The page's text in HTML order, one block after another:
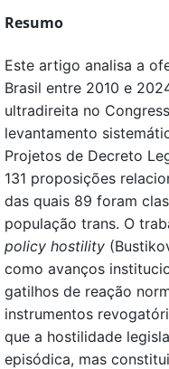
Resumo
Este artigo analisa a
Brasil entre 2010 e
ultradireita no
levantamento
Projetos de Decreto
131 proposições
das quais 89 foram
população trans. O
policy hostility
como avanços
gatilhos de reação
instrumentos
que a hostilidade
episódica, mas